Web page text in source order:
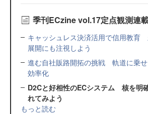
季刊ECzine vol.17定点観測連
キャッシュレス決済活用で信用教育
展開にも注視しよう
進む自社販路開拓の挑戦 軌道に乗
効率化
D2Cと好相性のECシステム 核を明
れてみよう
もっと読む